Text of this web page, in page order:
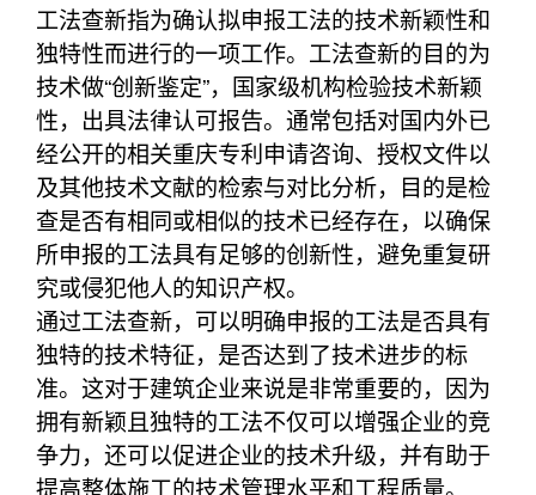
工法查新指为确认拟申报工法的技术新颖性和
独特性而进行的一项工作。工法查新的目的为
技术做“创新鉴定”，国家级机构检验技术新颖
性，出具法律认可报告。通常包括对国内外已
经公开的相关重庆专利申请咨询、授权文件以
及其他技术文献的检索与对比分析，目的是检
查是否有相同或相似的技术已经存在，以确保
所申报的工法具有足够的创新性，避免重复研
究或侵犯他人的知识产权。
通过工法查新，可以明确申报的工法是否具有
独特的技术特征，是否达到了技术进步的标
准。这对于建筑企业来说是非常重要的，因为
拥有新颖且独特的工法不仅可以增强企业的竞
争力，还可以促进企业的技术升级，并有助于
提高整体施工的技术管理水平和工程质量。